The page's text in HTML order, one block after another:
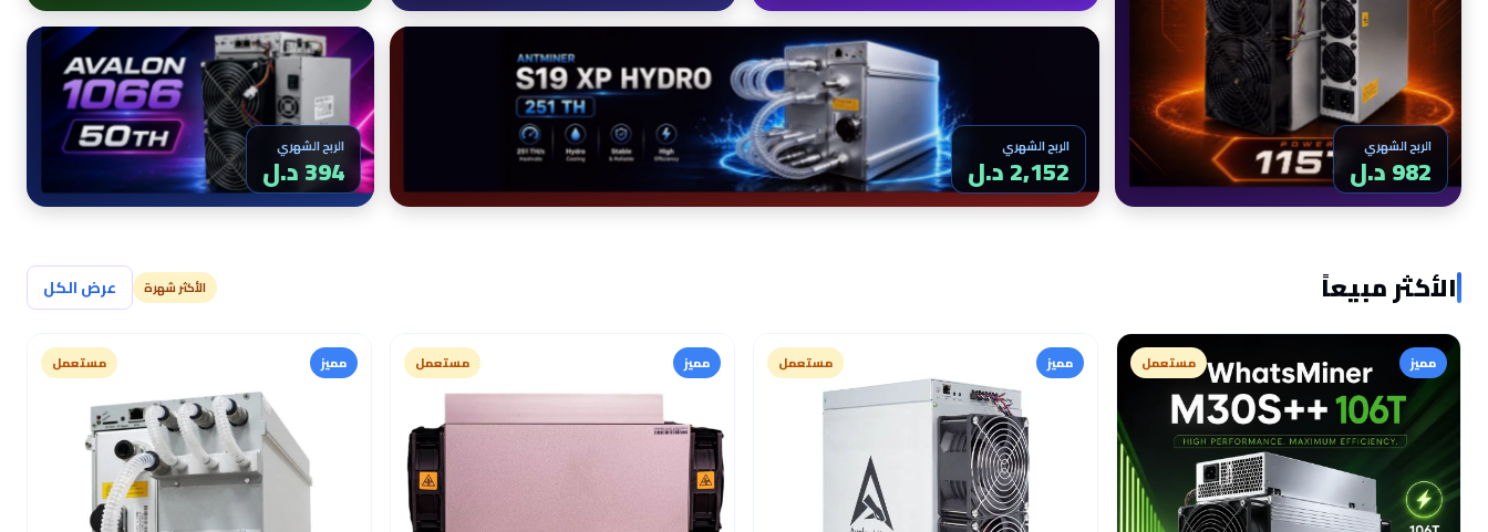
الربح الشهري
982 د.ل
الربح الشهري
2,152 د.ل
الربح الشهري
394 د.ل
الأكثر مبيعاً الأكثر شهرة عرض الكل
مميز مستعمل مميز مستعمل مميز مستعمل مميز مستعمل